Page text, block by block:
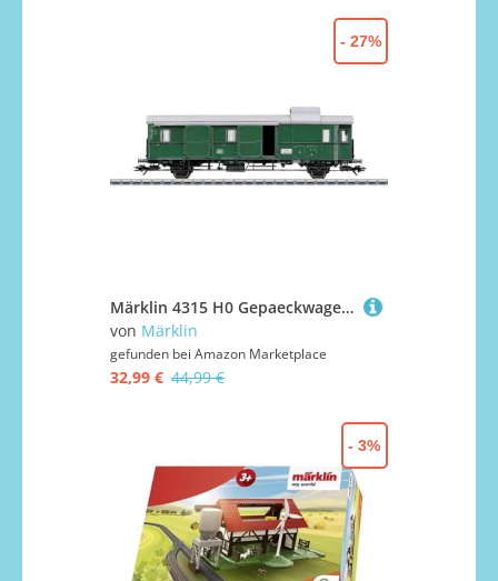
Märklin 4315 H0 Gepaeckwagen der DB Packwagen, grün
von Märklin
gefunden bei Amazon Marketplace
32,99 € 44,99 €
- 27%
- 3%